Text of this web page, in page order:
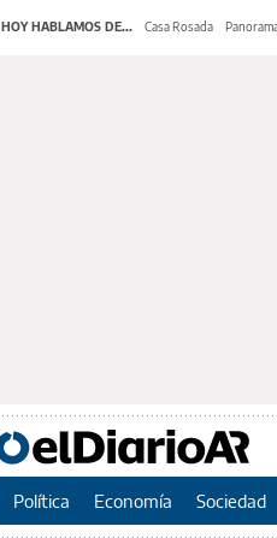
HOY HABLAMOS DE... Casa Rosada
Política Economía Sociedad